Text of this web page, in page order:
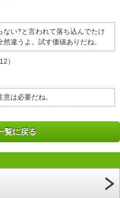
い?と言われて落ち込んでたけ
違うよ。試す価値ありだね。
）
は必要だね。
覧に戻る